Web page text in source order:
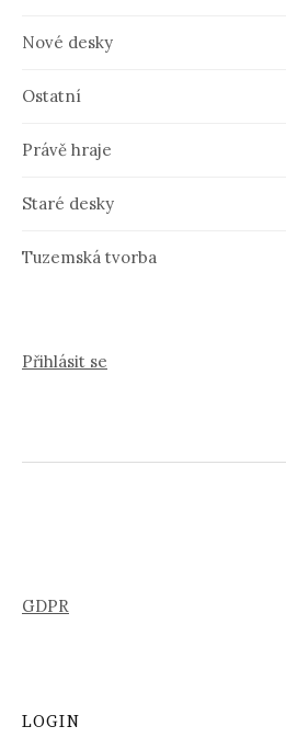
Nové desky
Ostatní
Právě hraje
Staré desky
Tuzemská tvorba
Přihlásit se
GDPR
LOGIN